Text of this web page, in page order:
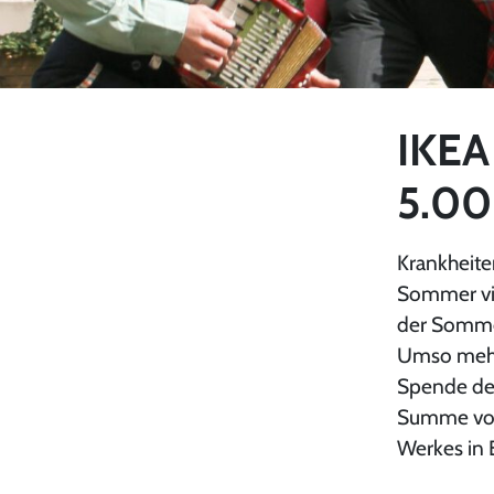
Sommer
der
Umso
Spende
Summe
Werkes in